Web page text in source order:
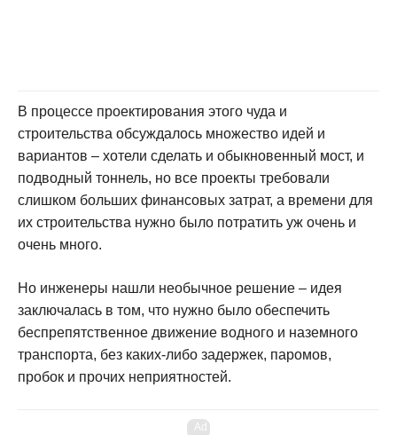
В процессе проектирования этого чуда и
строительства обсуждалось множество идей и
вариантов – хотели сделать и обыкновенный мост, и
подводный тоннель, но все проекты требовали
слишком больших финансовых затрат, а времени для
их строительства нужно было потратить уж очень и
очень много.
Но инженеры нашли необычное решение – идея
заключалась в том, что нужно было обеспечить
беспрепятственное движение водного и наземного
транспорта, без каких-либо задержек, паромов,
пробок и прочих неприятностей.
Ad